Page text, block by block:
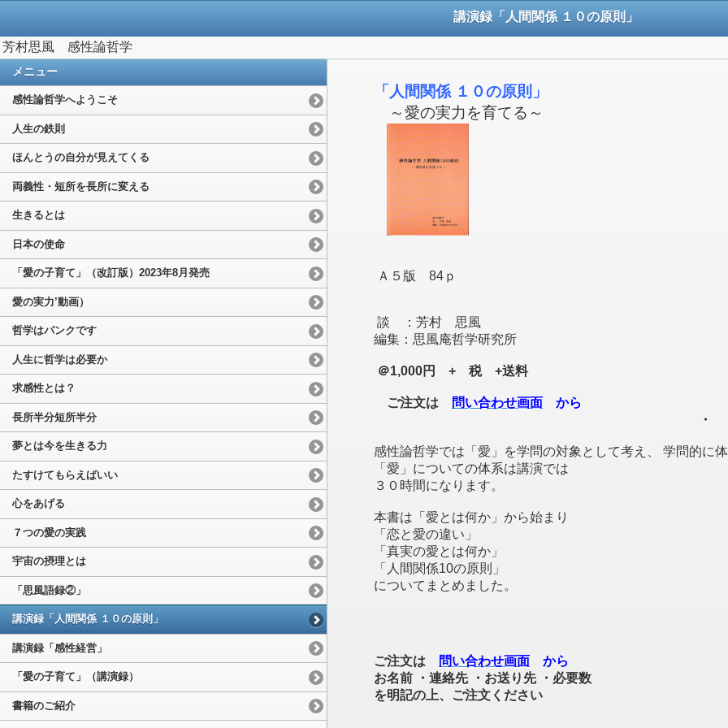
講演録「人間関係 １０の原則」
芳村思風 感性論哲学
メニュー
感性論哲学へようこそ
人生の鉄則
ほんとうの自分が見えてくる
両義性・短所を長所に変える
生きるとは
日本の使命
「愛の子育て」（改訂版）2023年8月発売
愛の実力’動画）
哲学はパンクです
人生に哲学は必要か
求感性とは？
長所半分短所半分
夢とは今を生きる力
たすけてもらえばいい
心をあげる
７つの愛の実践
宇宙の摂理とは
「思風語録②」
講演録「人間関係 １０の原則」
講演録「感性経営」
「愛の子育て」（講演録）
書籍のご紹介
「人間関係 １０の原則」
～愛の実力を育てる～
Ａ５版 84ｐ
談 ：芳村 思風
編集：思風庵哲学研究所
＠1,000円 + 税 +送料
ご注文は 問い合わせ画面から
・
感性論哲学では「愛」を学問の対象として考え、 学問的に
「愛」についての体系は講演では
３０時間になります。
本書は「愛とは何か」から始まり
「恋と愛の違い」
「真実の愛とは何か」
「人間関係10の原則」
についてまとめました。
ご注文は 問い合わせ画面から
お名前
・連絡先 ・お送り先
・必要数
を明記の上、ご注文ください